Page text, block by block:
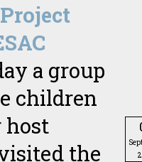
a group
children
host
the